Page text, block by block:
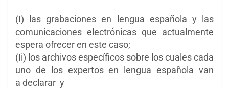
(I) las grabaciones en lengua española y las
comunicaciones electrónicas que actualmente
espera ofrecer en este caso;
(Ii) los archivos específicos sobre los cuales cada
uno de los expertos en lengua española van
a declarar y